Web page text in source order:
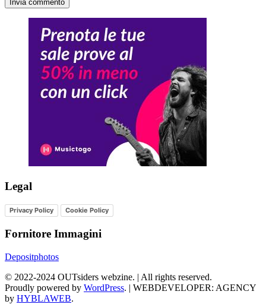
Legal
Privacy Policy Cookie Policy
Fornitore Immagini
Depositphotos
© 2022-2024 OUTsiders webzine. | All rights reserved.
Proudly powered by WordPress. | WEBDEVELOPER: AGENCY
by HYBLAWEB.